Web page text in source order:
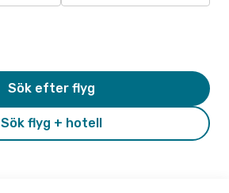
Sök flyg + hotell
Sök efter flyg